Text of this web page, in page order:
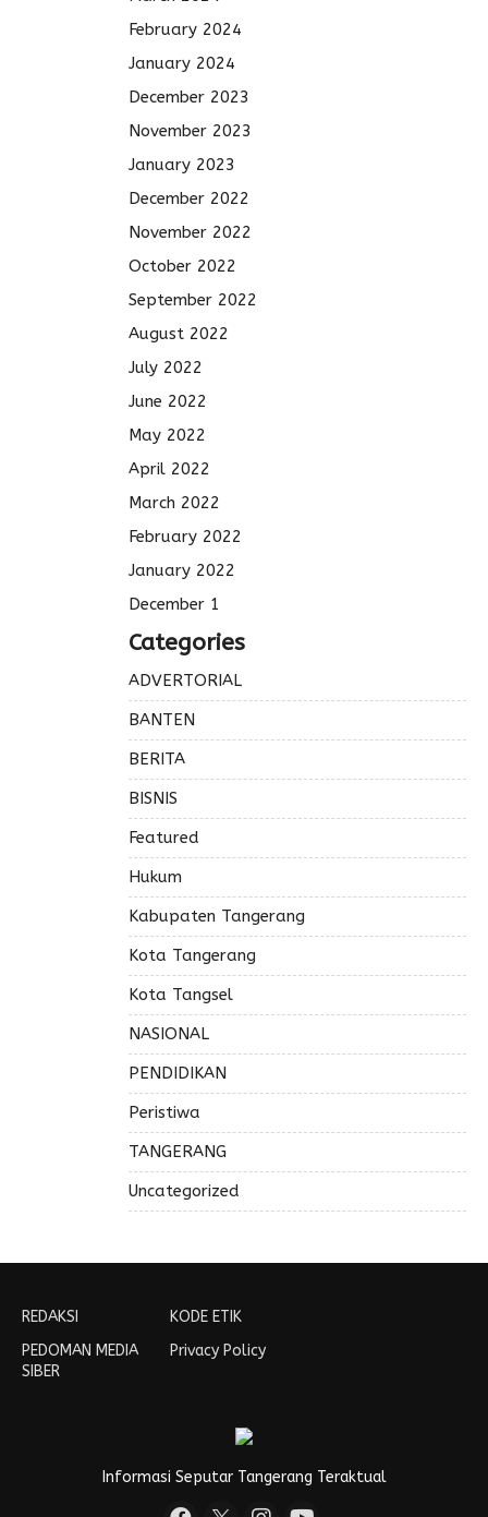
February 2024
January 2024
December 2023
November 2023
January 2023
December 2022
November 2022
October 2022
September 2022
August 2022
July 2022
June 2022
May 2022
April 2022
March 2022
February 2022
January 2022
December 1
Categories
ADVERTORIAL
BANTEN
BERITA
BISNIS
Featured
Hukum
Kabupaten Tangerang
Kota Tangerang
Kota Tangsel
NASIONAL
PENDIDIKAN
Peristiwa
TANGERANG
Uncategorized
REDAKSI
PEDOMAN MEDIA
SIBER
KODE ETIK
Privacy Policy
Informasi Seputar Tangerang Teraktual